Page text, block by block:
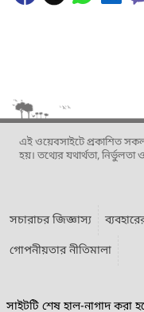
এই ওয়েবসাইটে প্রকাশিত সকল
হয়। তথ্যের যথার্থতা, নির্ভুলতা
সচারাচর জিজ্ঞাস্য
গোপনীয়তার নীতিমালা
সাইটটি শেষ হাল-নাগাদ